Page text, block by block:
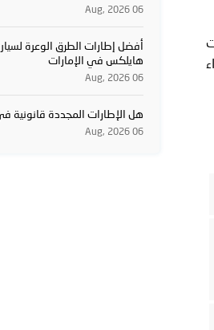
06 Aug, 2026
أفضل إطارات الطرق الوعرة
هايلكس في الإمارات
06 Aug, 2026
هل الإطارات المجددة قانونية
06 Aug, 2026
شراء